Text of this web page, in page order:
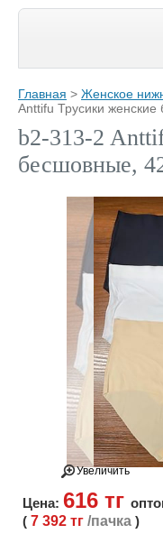
Главная > Женское
Anttifu Трусики
b2-313-2
бесшовные,
Увеличить
Цена: 616 тг
( 7 392 тг /пачка )